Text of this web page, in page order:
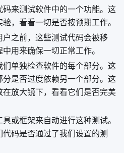
来测试软件中的一个功能。这
，看看一切是否按预期工作。
之前，这些测试代码会被移
用来确保一切正常工作。
单独检查软件的每个部分。这
是否过度依赖另一个部分。这
放大镜下，看看它们是否完美
或框架来自动进行这种测试。
码是否通过了我们设置的测